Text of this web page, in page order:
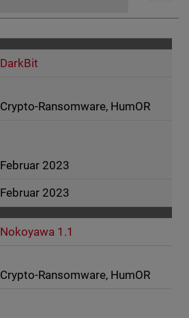
DarkBit
Crypto-Ransomware, HumOR
Februar 2023
Februar 2023
Nokoyawa 1.1
Crypto-Ransomware, HumOR